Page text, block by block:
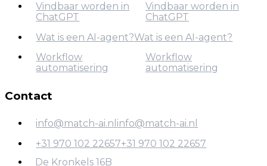
Generative Engine
Optimization
Vindbaar worden in
ChatGPT
Vindbaar worden in
ChatGPT
Vindbaar worden in
ChatGPT
Wat is een AI-agent?
Wat is een AI-agent?
Wat is een AI-agent?
Workflow
automatisering
Workflow
Workflow
automatisering
Contact
info@match-ai.nl
info@match-ai.nl
info@match-ai.nl
+31 970 102 22657+31 970 102 22657
De Kronkels 16B